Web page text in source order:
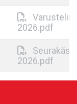
2026.pdf
2026.pdf